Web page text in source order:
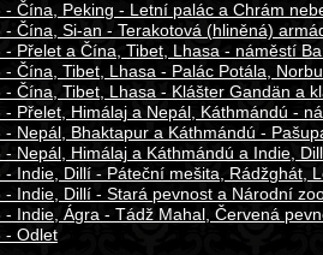
- Čína, Peking - Letní palác a Chrám
- Čína, Si-an - Terakotová (hliněná)
- Přelet a Čína, Tibet, Lhasa - náměstí
- Čína, Tibet, Lhasa - Palác Potála,
- Čína, Tibet, Lhasa - Klášter Gandän a
- Přelet, Himálaj a Nepál, Káthmándú -
- Nepál, Bhaktapur a Káthmándú -
- Nepál, Himálaj a Káthmándú a Indie,
- Indie, Dillí - Páteční mešita, Rádžghát,
- Indie, Dillí - Stará pevnost a Národní
- Indie, Ágra - Tádž Mahal, Červená
- Odlet